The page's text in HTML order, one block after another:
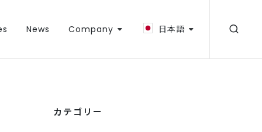
News Company 日本語
カテゴリー